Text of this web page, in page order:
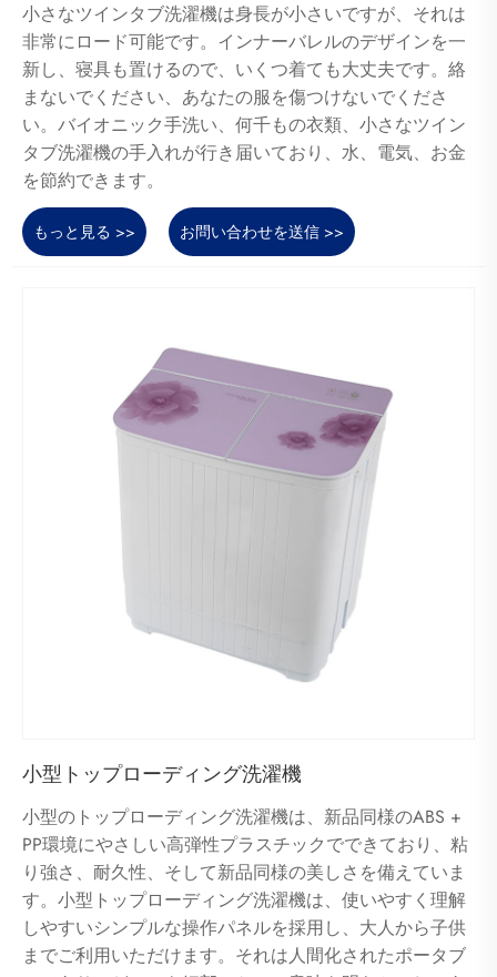
小さなツインタブ洗濯機は身長が小さいですが、それは
非常にロード可能です。インナーバレルのデザインを一
新し、寝具も置けるので、いくつ着ても大丈夫です。絡
まないでください、あなたの服を傷つけないでくださ
い。バイオニック手洗い、何千もの衣類、小さなツイン
タブ洗濯機の手入れが行き届いており、水、電気、お金
を節約できます。
もっと見る >> お問い合わせを送信 >>
小型トップローディング洗濯機
小型のトップローディング洗濯機は、新品同様のABS +
PP環境にやさしい高弾性プラスチックでできており、粘
り強さ、耐久性、そして新品同様の美しさを備えていま
す。小型トップローディング洗濯機は、使いやすく理解
しやすいシンプルな操作パネルを採用し、大人から子供
までご利用いただけます。それは人間化されたポータブ